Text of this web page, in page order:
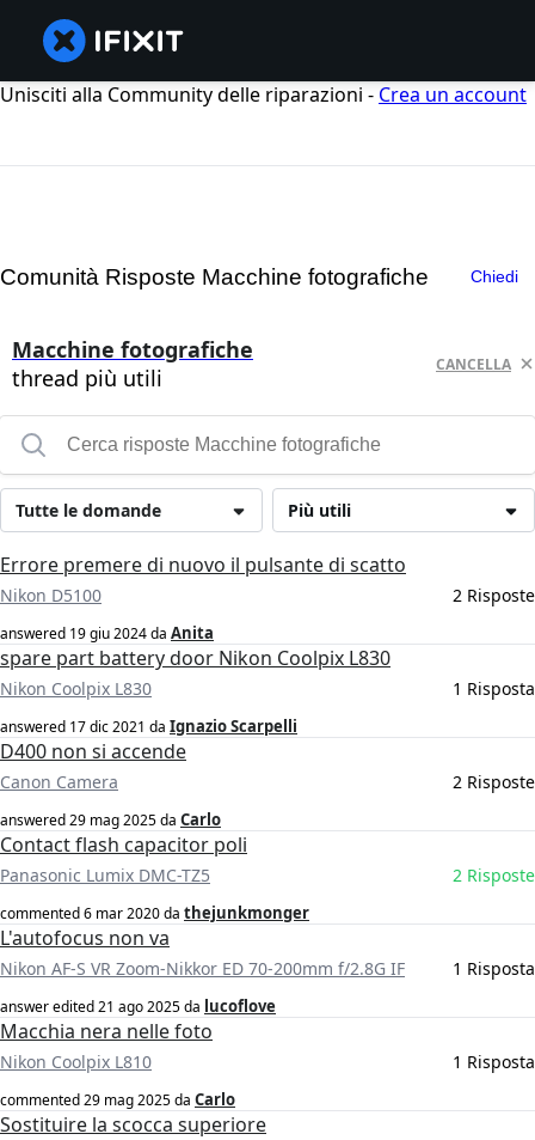
Unisciti alla Community delle riparazioni - Crea un account
Comunità Risposte Macchine fotografiche Chiedi
Macchine fotografiche
thread più utili
CANCELLA
Più utili
Tutte le domande
Errore premere di nuovo il pulsante di scatto
Nikon D5100 2 Risposte
answered 19 giu 2024da Anita
spare part battery door Nikon Coolpix L830
Nikon Coolpix L830 1 Risposta
answered 17 dic 2021 da Ignazio Scarpelli
D400 non si accende
Canon Camera 2 Risposte
answered29 mag 2025da Carlo
Contact flash capacitor poli
Panasonic Lumix DMC-TZ5 2 Risposte
commented6 mar 2020da thejunkmonger
L'autofocus non va
Nikon AF-S VR Zoom-Nikkor ED 70-200mm f/2.8G IF 1 Risposta
answer edited21 ago 2025da lucoflove
Macchia nera nelle foto
Nikon Coolpix L810 1 Risposta
commented29 mag 2025da Carlo
Sostituire la scocca superiore